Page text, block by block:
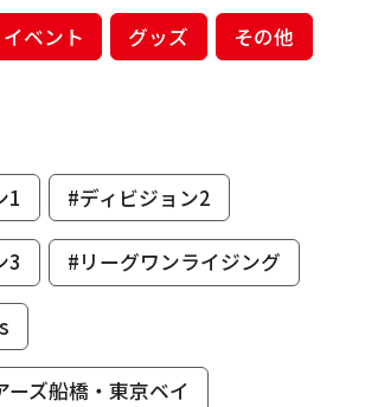
イベント グッズ その他
1 #ディビジョン2
3 #リーグワンライジング
ーズ船橋・東京ベイ